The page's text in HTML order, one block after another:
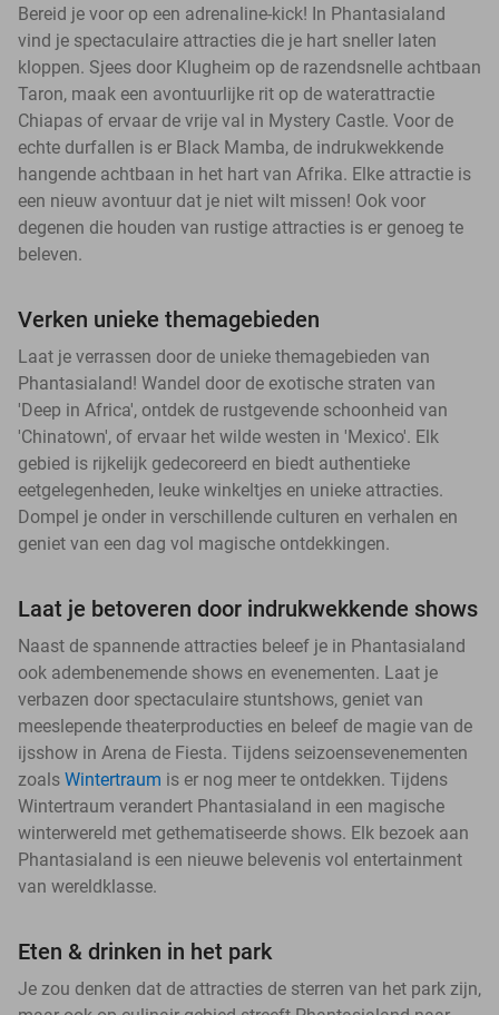
Bereid je voor op een adrenaline-kick! In Phantasialand
vind je spectaculaire attracties die je hart sneller laten
kloppen. Sjees door Klugheim op de razendsnelle achtbaan
Taron, maak een avontuurlijke rit op de waterattractie
Chiapas of ervaar de vrije val in Mystery Castle. Voor de
echte durfallen is er Black Mamba, de indrukwekkende
hangende achtbaan in het hart van Afrika. Elke attractie is
een nieuw avontuur dat je niet wilt missen! Ook voor
degenen die houden van rustige attracties is er genoeg te
beleven.
Verken unieke themagebieden
Laat je verrassen door de unieke themagebieden van
Phantasialand! Wandel door de exotische straten van
'Deep in Africa', ontdek de rustgevende schoonheid van
'Chinatown', of ervaar het wilde westen in 'Mexico'. Elk
gebied is rijkelijk gedecoreerd en biedt authentieke
eetgelegenheden, leuke winkeltjes en unieke attracties.
Dompel je onder in verschillende culturen en verhalen en
geniet van een dag vol magische ontdekkingen.
Laat je betoveren door indrukwekkende shows
Naast de spannende attracties beleef je in Phantasialand
ook adembenemende shows en evenementen. Laat je
verbazen door spectaculaire stuntshows, geniet van
meeslepende theaterproducties en beleef de magie van de
ijsshow in Arena de Fiesta. Tijdens seizoensevenementen
zoals Wintertraum is er nog meer te ontdekken. Tijdens
Wintertraum verandert Phantasialand in een magische
winterwereld met gethematiseerde shows. Elk bezoek aan
Phantasialand is een nieuwe belevenis vol entertainment
van wereldklasse.
Eten & drinken in het park
Je zou denken dat de attracties de sterren van het park zijn,